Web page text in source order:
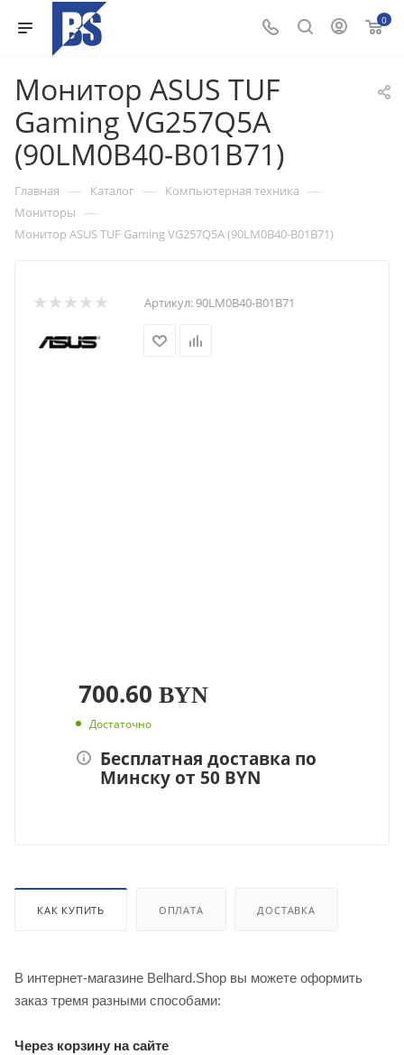
0
Монитор ASUS TUF
Gaming VG257Q5A
(90LM0B40-B01B71)
Главная — Каталог — Компьютерная техника —
Мониторы —
Монитор ASUS TUF Gaming VG257Q5A (90LM0B40-B01B71)
Артикул:90LM0B40-B01B71
700.60 BYN
Достаточно
Бесплатная доставка по
Минску от 50 BYN
КАК КУПИТЬ ОПЛАТА ДОСТАВКА
В интернет-магазине Belhard.Shop вы можете оформить
заказ тремя разными способами:
Через корзину на сайте